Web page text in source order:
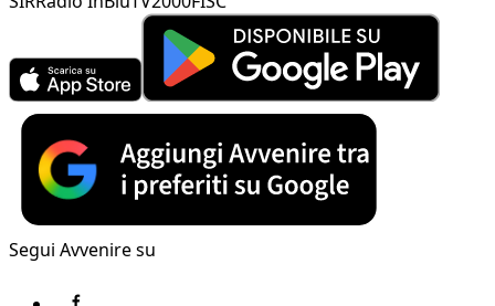
Segui Avvenire su